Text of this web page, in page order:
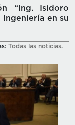
“Ing. Isidoro
Ingeniería en su
Todas las noticias.